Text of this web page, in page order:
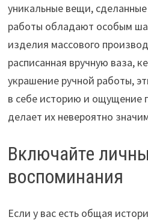
уникальные вещи,
работы обладают особым
изделия массового
расписанная вручную ваза,
украшение ручной работы,
в себе историю и ощущение
делает их невероятно
Включайте
воспоминания
Если у вас есть общая